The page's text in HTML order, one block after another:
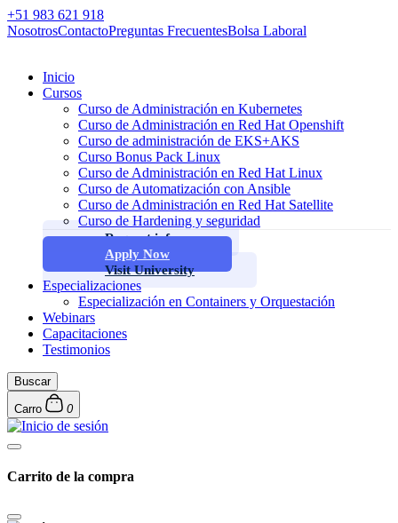
+51 983 621 918
NosotrosContactoPreguntas FrecuentesBolsa Laboral
Inicio
Cursos
Curso de Administración en Kubernetes
Curso de Administración en Red Hat Openshift
Curso de administración de EKS+AKS
Curso Bonus Pack Linux
Curso de Administración en Red Hat Linux
Curso de Automatización con Ansible
Curso de Administración en Red Hat Satellite
Curso de Hardening y seguridad
Request info
Apply Now
Visit University
Especializaciones
Especialización en Containers y Orquestación
Webinars
Capacitaciones
Testimonios
Buscar
Carro 0
Carrito de la compra